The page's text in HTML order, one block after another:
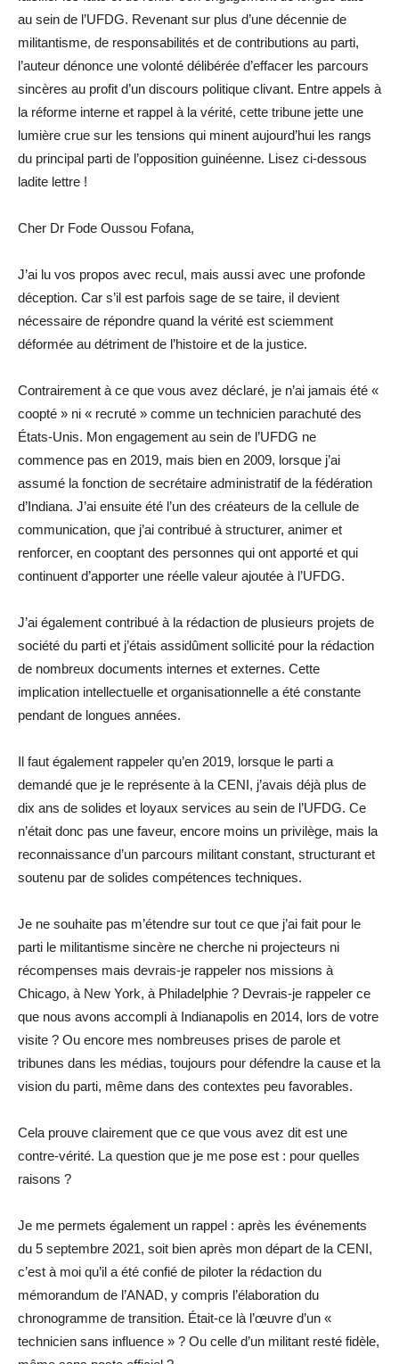
au sein de l’UFDG. Revenant sur plus d’une décennie de
militantisme, de responsabilités et de contributions au parti,
l’auteur dénonce une volonté délibérée d’effacer les parcours
sincères au profit d’un discours politique clivant. Entre appels à
la réforme interne et rappel à la vérité, cette tribune jette une
lumière crue sur les tensions qui minent aujourd’hui les rangs
du principal parti de l’opposition guinéenne. Lisez ci-dessous
ladite lettre !
Cher Dr Fode Oussou Fofana,
J’ai lu vos propos avec recul, mais aussi avec une profonde
déception. Car s’il est parfois sage de se taire, il devient
nécessaire de répondre quand la vérité est sciemment
déformée au détriment de l’histoire et de la justice.
Contrairement à ce que vous avez déclaré, je n’ai jamais été «
coopté » ni « recruté » comme un technicien parachuté des
États-Unis. Mon engagement au sein de l’UFDG ne
commence pas en 2019, mais bien en 2009, lorsque j’ai
assumé la fonction de secrétaire administratif de la fédération
d’Indiana. J’ai ensuite été l’un des créateurs de la cellule de
communication, que j’ai contribué à structurer, animer et
renforcer, en cooptant des personnes qui ont apporté et qui
continuent d’apporter une réelle valeur ajoutée à l’UFDG.
J’ai également contribué à la rédaction de plusieurs projets de
société du parti et j’étais assidûment sollicité pour la rédaction
de nombreux documents internes et externes. Cette
implication intellectuelle et organisationnelle a été constante
pendant de longues années.
Il faut également rappeler qu’en 2019, lorsque le parti a
demandé que je le représente à la CENI, j’avais déjà plus de
dix ans de solides et loyaux services au sein de l’UFDG. Ce
n’était donc pas une faveur, encore moins un privilège, mais la
reconnaissance d’un parcours militant constant, structurant et
soutenu par de solides compétences techniques.
Je ne souhaite pas m’étendre sur tout ce que j’ai fait pour le
parti le militantisme sincère ne cherche ni projecteurs ni
récompenses mais devrais-je rappeler nos missions à
Chicago, à New York, à Philadelphie ? Devrais-je rappeler ce
que nous avons accompli à Indianapolis en 2014, lors de votre
visite ? Ou encore mes nombreuses prises de parole et
tribunes dans les médias, toujours pour défendre la cause et la
vision du parti, même dans des contextes peu favorables.
Cela prouve clairement que ce que vous avez dit est une
contre-vérité. La question que je me pose est : pour quelles
raisons ?
Je me permets également un rappel : après les événements
du 5 septembre 2021, soit bien après mon départ de la CENI,
c’est à moi qu’il a été confié de piloter la rédaction du
mémorandum de l’ANAD, y compris l’élaboration du
chronogramme de transition. Était-ce là l’œuvre d’un «
technicien sans influence » ? Ou celle d’un militant resté fidèle,